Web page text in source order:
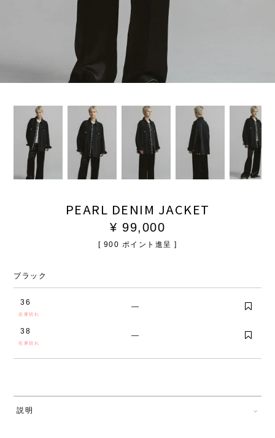
PEARL DENIM JACKET
¥ 99,000
[ 900 ポイント進呈 ]
ブラック
36
在庫切れ
—
38
在庫切れ
—
説明